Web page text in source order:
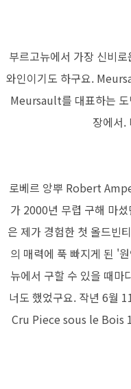
부르고뉴에서 가장 신비
와인이기도 하구요.
Meursault를 대표하는 도
장에서
로베르 앙뿌 Robert
가 2000년 무렵 구해 마
은 제가 경험한 첫 올드빈
의 매력에 푹 빠지게 된 '
뉴에서 구할 수 있을 때마
너도 했었구요. 작년 6월
Cru Piece sous le Bois